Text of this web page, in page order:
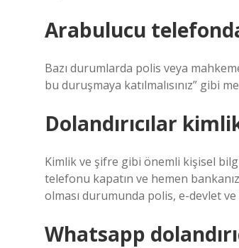
Arabulucu
Bazı durumlarda polis veya
bu duruşmaya katılmalısınız” gibi
Dolandırıcılar
Kimlik ve şifre gibi önemli kişisel
telefonu kapatın ve hemen
olması durumunda polis, e-devlet
Whatsapp